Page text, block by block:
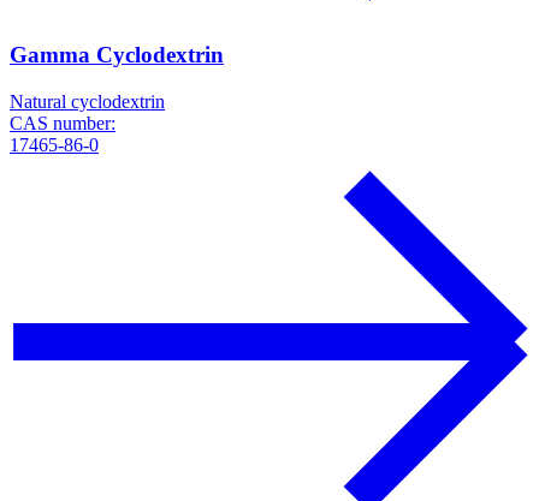
Gamma Cyclodextrin
Natural cyclodextrin
CAS number:
17465-86-0